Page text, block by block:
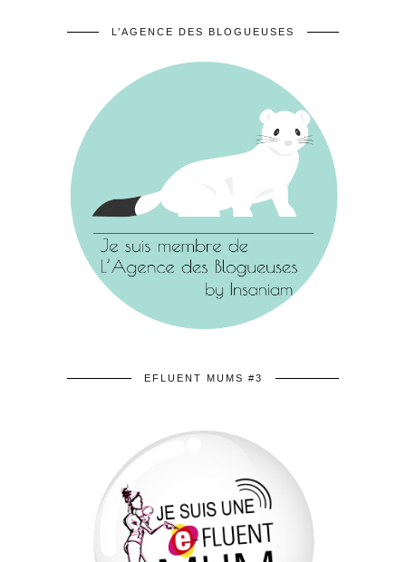
L’AGENCE DES BLOGUEUSES
EFLUENT MUMS #3